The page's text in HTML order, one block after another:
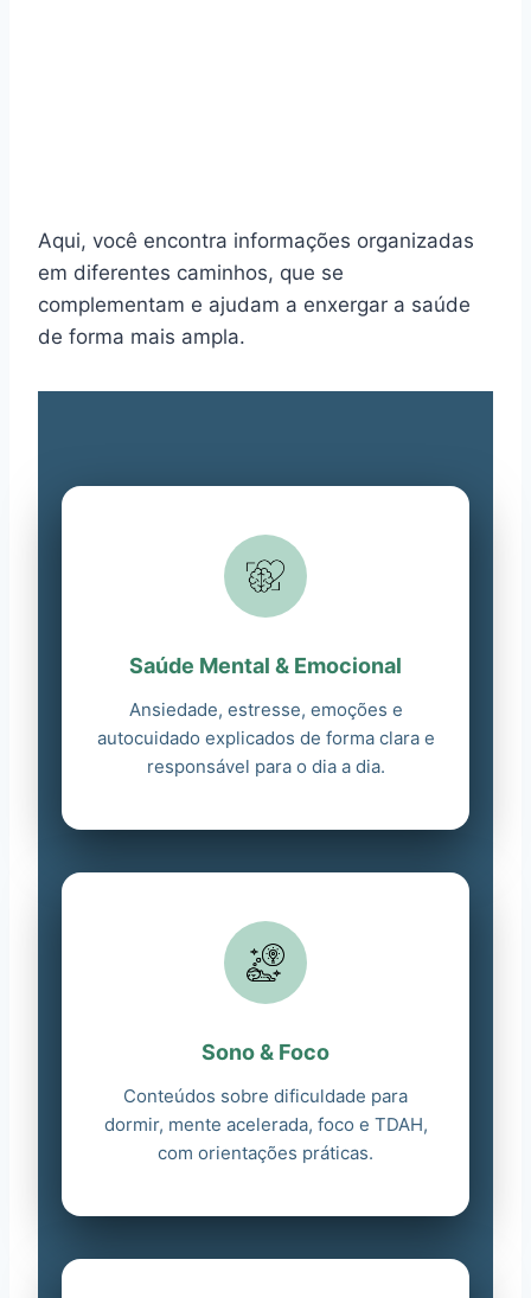
Aqui, você encontra informações organizadas
em diferentes caminhos, que se
complementam e ajudam a enxergar a saúde
de forma mais ampla.
Saúde Mental & Emocional
Ansiedade, estresse, emoções e
autocuidado explicados de forma clara e
responsável para o dia a dia.
Sono & Foco
Conteúdos sobre dificuldade para
dormir, mente acelerada, foco e TDAH,
com orientações práticas.